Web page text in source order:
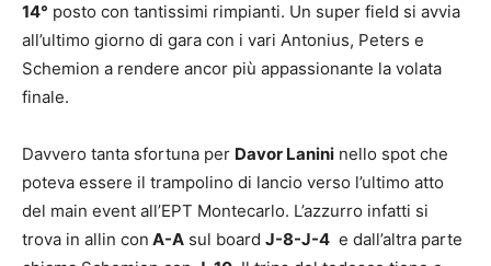
14° posto con tantissimi rimpianti. Un super field si avvia
all’ultimo giorno di gara con i vari Antonius, Peters e
Schemion a rendere ancor più appassionante la volata
finale.
Davvero tanta sfortuna per Davor Lanini nello spot che
poteva essere il trampolino di lancio verso l’ultimo atto
del main event all’EPT Montecarlo. L’azzurro infatti si
trova in allin con A-A sul board J-8-J-4 e dall’altra parte